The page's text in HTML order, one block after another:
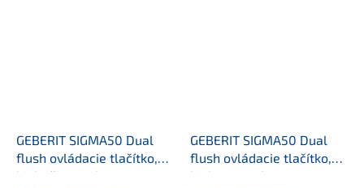
GEBERIT SIGMA50 Dual
flush ovládacie tlačítko,
biely/čierny chrom
GEBERIT SIGMA50 Dual
flush ovládacie tlačítko,
biely/mosadz